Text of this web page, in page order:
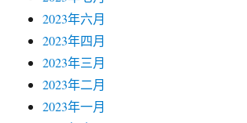
2023年六月
2023年四月
2023年三月
2023年二月
2023年一月